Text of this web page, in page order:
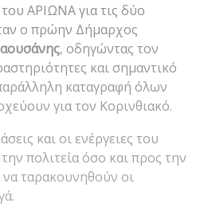
ΑΡΙΩΝΑ για τις δύο
ο πρώην Δήμαρχος
, οδηγώντας τον
και σημαντικό
καταγραφή όλων
για τον Κορινθιακό.
και οι ενέργειες του
πολιτεία όσο και προς την
ταρακουνηθούν οι